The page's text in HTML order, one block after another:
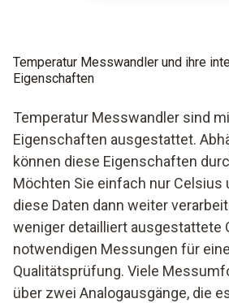
Temperatur Messwandler und ihre
Eigenschaften
Temperatur Messwandler sind
Eigenschaften ausgestattet.
können diese Eigenschaften
Möchten Sie einfach nur Celsius
diese Daten dann weiter
weniger detailliert ausgestattete
notwendigen Messungen für
Qualitätsprüfung. Viele
über zwei Analogausgänge, die